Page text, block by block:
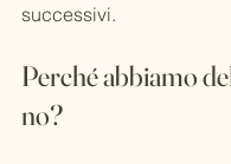
successivi.
Perché abbiamo
no?